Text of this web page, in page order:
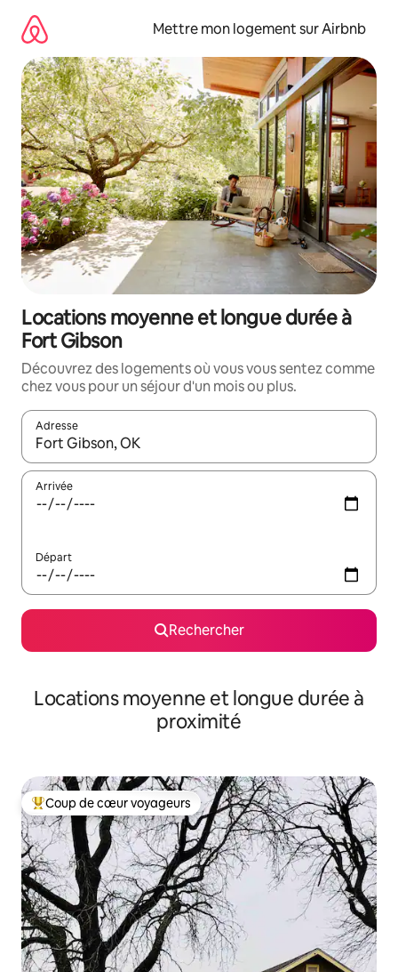
directement
contenu
Mettre mon logement sur Airbnb
Locations moyenne et longue durée à
Fort Gibson
Découvrez des logements où vous vous sentez comme
chez vous pour un séjour d'un mois ou plus.
Adresse
Lorsque les résultats s'affichent, utilisez les flèches vers le
Arrivée
Départ
Rechercher
Locations moyenne et longue durée à
proximité
Coups de cœur voyageurs les plus appréciés
Coup de cœur voyageurs